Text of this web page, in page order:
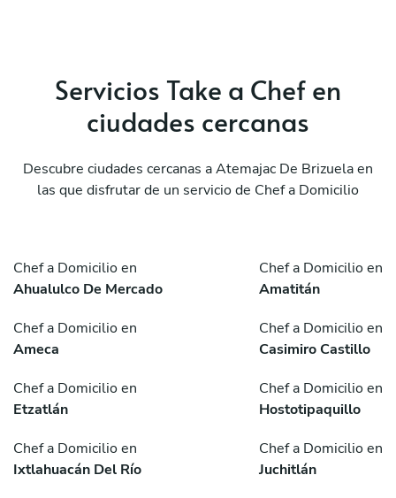
Servicios Take a Chef en
ciudades cercanas
Descubre ciudades cercanas a Atemajac De Brizuela en
las que disfrutar de un servicio de Chef a Domicilio
Chef a Domicilio en
Ahualulco De Mercado
Chef a Domicilio en
Amatitán
Chef a Domicilio en
Ameca
Chef a Domicilio en
Casimiro Castillo
Chef a Domicilio en
Etzatlán
Chef a Domicilio en
Hostotipaquillo
Chef a Domicilio en
Ixtlahuacán Del Río
Chef a Domicilio en
Juchitlán